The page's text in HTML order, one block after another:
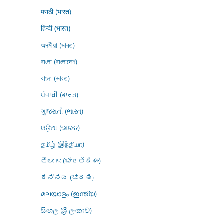
मराठी (भारत)
हिन्दी (भारत)
অসমীয়া (ভাৰত)
বাংলা (বাংলাদেশ)
বাংলা (ভারত)
ਪੰਜਾਬੀ (ਭਾਰਤ)
ગુજરાતી (ભારત)
ଓଡ଼ିଆ (ଭାରତ)
தமிழ் (இந்தியா)
తెలుగు (భారతదేశం)
ಕನ್ನಡ (ಭಾರತ)
മലയാളം (ഇന്ത്യ)
සිංහල (ශ්‍රී ලංකාව)